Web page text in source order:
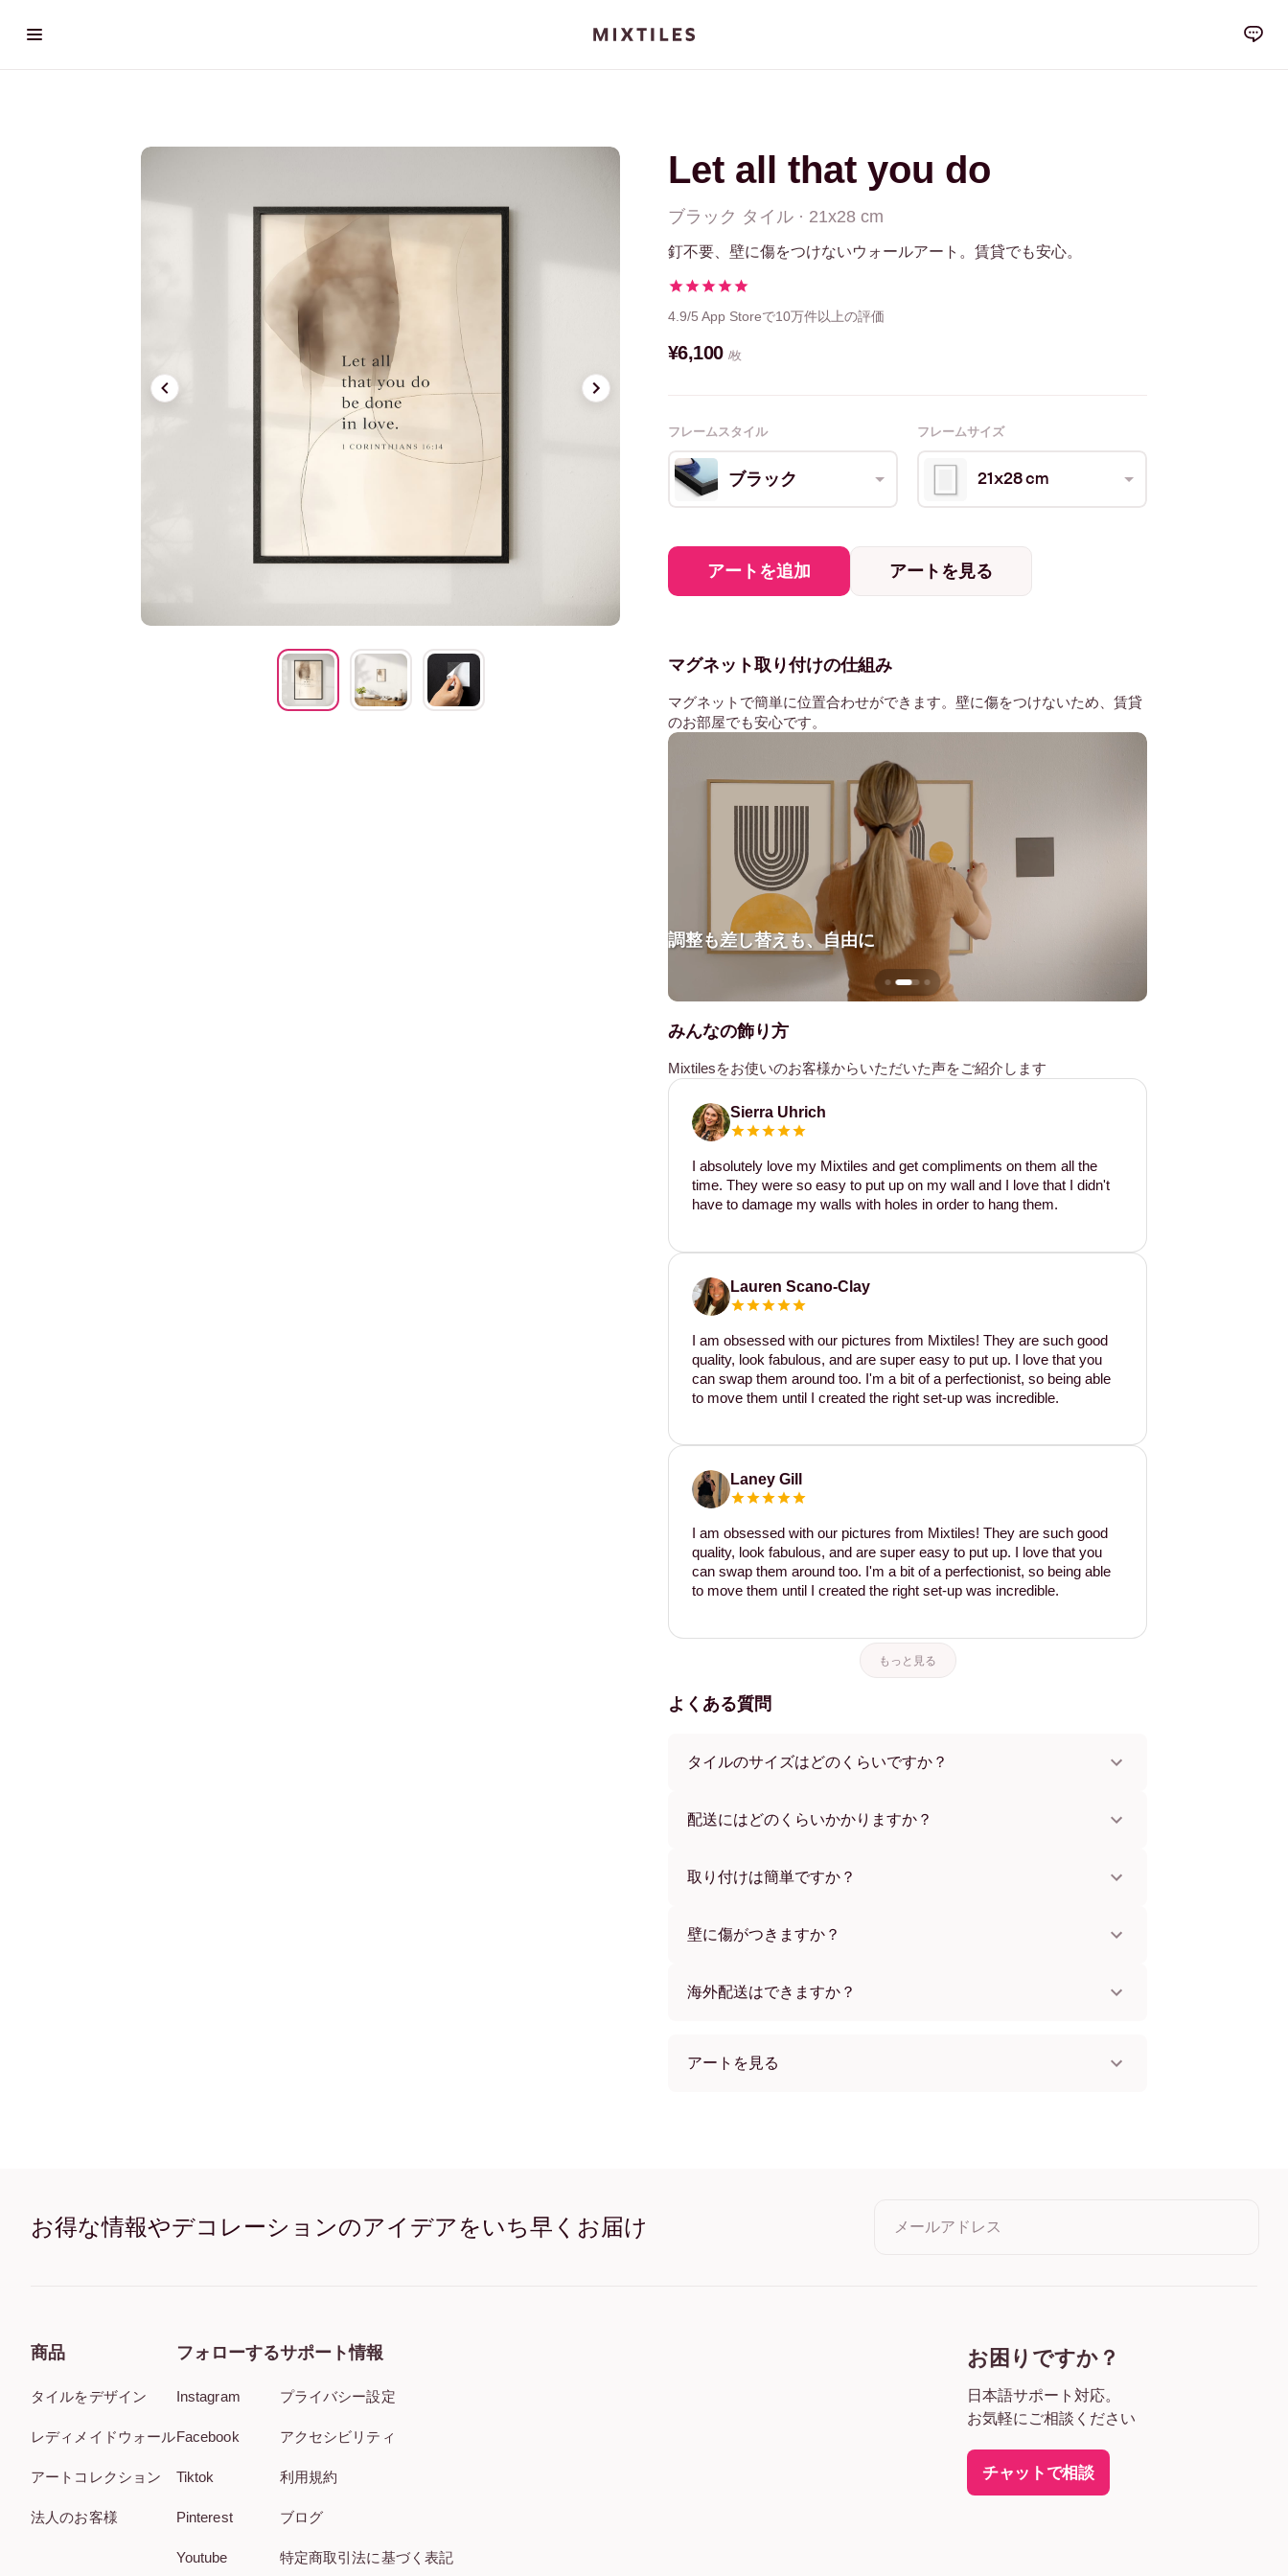
Let all that you do
ブラック タイル · 21x28 cm
釘不要、壁に傷をつけないウォールアート。賃貸でも安心。
4.9/5 App Storeで10万件以上の評価
¥6,100 /枚
フレームスタイル フレームサイズ
ブラック 21x28 cm
アートを追加 アートを見る
マグネット取り付けの仕組み
マグネットで簡単に位置合わせができます。壁に傷をつけないため、賃貸
のお部屋でも安心です。
調整も差し替えも、自由に
みんなの飾り方
Mixtilesをお使いのお客様からいただいた声をご紹介します
Sierra Uhrich
I absolutely love my Mixtiles and get compliments on them all the
time. They were so easy to put up on my wall and I love that I didn't
have to damage my walls with holes in order to hang them.
Lauren Scano-Clay
I am obsessed with our pictures from Mixtiles! They are such good
quality, look fabulous, and are super easy to put up. I love that you
can swap them around too. I'm a bit of a perfectionist, so being able
to move them until I created the right set-up was incredible.
Laney Gill
I am obsessed with our pictures from Mixtiles! They are such good
quality, look fabulous, and are super easy to put up. I love that you
can swap them around too. I'm a bit of a perfectionist, so being able
to move them until I created the right set-up was incredible.
もっと見る
よくある質問
タイルのサイズはどのくらいですか？
ーからお選びいただけます。
配送にはどのくらいかかりますか？
す。ご注文後、追跡番号をお知らせします。
取り付けは簡単ですか？
め、賃貸のお部屋でも安心してお使いいただけます。
壁に傷がつきますか？
海外配送はできますか？
アートを見る
お得な情報やデコレーションのアイデアをいち早くお届け メールアドレス
商品
タイルをデザイン
レディメイドウォール
アートコレクション
法人のお客様
フォローする
Instagram
Facebook
Tiktok
Pinterest
Youtube
サポート情報
プライバシー設定
アクセシビリティ
利用規約
ブログ
特定商取引法に基づく表記
お困りですか？
日本語サポート対応。
お気軽にご相談ください
チャットで相談